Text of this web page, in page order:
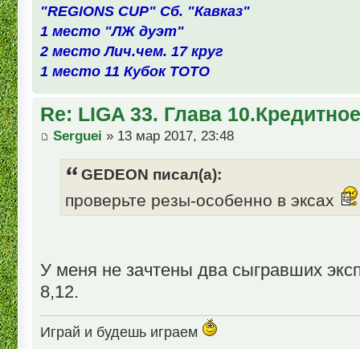
"REGIONS CUP" Сб. "Кавказ"
1 место "ЛЖ дуэт"
2 место Лич.чем. 17 круг
1 место 11 Кубок ТОТО
Re: LIGA 33. Глава
Serguei » 13 мар 2017, 23:48
GEDEON писал(а):
проверьте резы-особенно в эксах
У меня не зачтены два сыгравших
8,12.
Играй и будешь играем